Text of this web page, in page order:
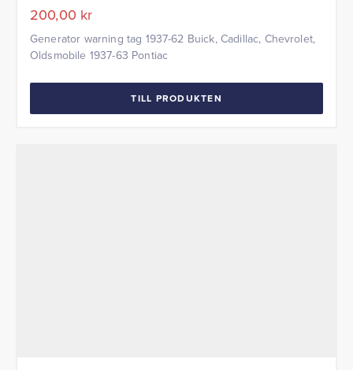
200,00 kr
Generator warning tag 1937-62 Buick, Cadillac, Chevrolet,
Oldsmobile 1937-63 Pontiac
TILL PRODUKTEN